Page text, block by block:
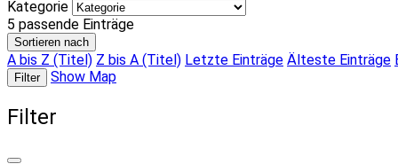
Kategorie
5 passende Einträge
Sortieren nach
A bis Z (Titel) Z bis A (Titel) Letzte Einträge Älteste Einträge
Filter Show Map
Filter